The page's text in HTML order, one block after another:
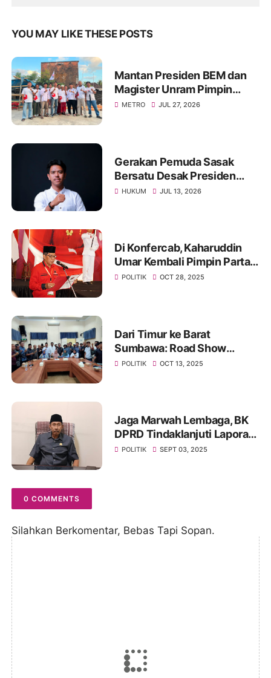
YOU MAY LIKE THESE POSTS
Mantan Presiden BEM dan
Magister Unram Pimpin
DPRt PSI Desa Semoyang
METRO JUL 27, 2026
Gerakan Pemuda Sasak
Bersatu Desak Presiden
Prabowo Lakukan
HUKUM JUL 13, 2026
Di Konfercab, Kaharuddin
Umar Kembali Pimpin Partai
Moncong Putih KSB
POLITIK OCT 28, 2025
Dari Timur ke Barat
Sumbawa: Road Show
Presidium Aliansi PPS Bawa
POLITIK OCT 13, 2025
Jaga Marwah Lembaga, BK
DPRD Tindaklanjuti Laporan
dan Hasil Evaluasi Terkait
POLITIK SEPT 03, 2025
0 COMMENTS
Silahkan Berkomentar, Bebas Tapi Sopan.